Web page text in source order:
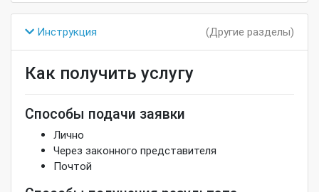
Инструкция (Другие разделы)
Как получить услугу
Способы подачи заявки
Лично
Через законного представителя
Почтой